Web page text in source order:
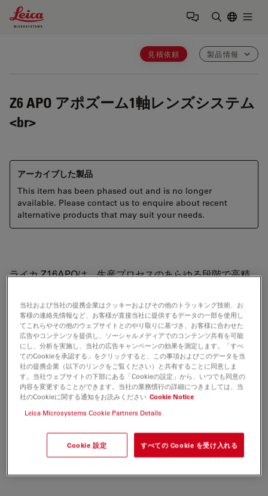
Leica Microsystems Logo
見積依頼 製品情報
Z6 APO アポズーム1軸レンズシステム
<br>
アーカイブした製品
This item has been phased out and is no longer
available. Please contact us to enquire about recent
alternative products that may suit your needs.
ライカ Z16APOは、生産プロセスのあらゆる段階で高精
組み込める、アポクロマート ズームレンズシステムで
す。ライカ Z16APOのズーム比は、16:1と極めて大き
く、0.57X～9.2Xのズーム設定範囲は業界最高です。
【主な特徴】
●ズーム比：16:1、ズームレンジ0.57X～9.2X
●最高観察総合倍率：920X （2XPlanapo対物レンズ/40X
接眼レンズ/1.25X Y中間チューブを使用時）
●開口数（NA）：観察0.112*～最高0.224
●作動距離：97mm*または39mm
当社および当社の提携企業はクッキーおよびその他のトラッキング技術、お
客様の連絡先情報など、お客様が直接当社に提供するデータの一部を使用し
てこれらやその他のウェブサイトとのやり取りに基づき、お客様に合わせた
広告やコンテンツを提供し、ソーシャルメディアでのコンテンツ共有を可能
にし、分析を実施し、当社の広告キャンペーンの効果を測定します。「すべ
てのCookieを承認する」をクリックすると、この事項およびこのデータを当
社の提携企業（以下のリンクをご覧ください）と共有することに同意しま
す。当社ウェブサイトの下部にある「Cookieの設定」から、いつでも同意の
内容を変更することができます。当社の業務慣行の詳細につきましては、当
社のCookieに関する通知をお読みください Cookie Notice
Leica Microsystems Cookie Partners Details
Cookie 設定 すべての Cookie を受け入れる